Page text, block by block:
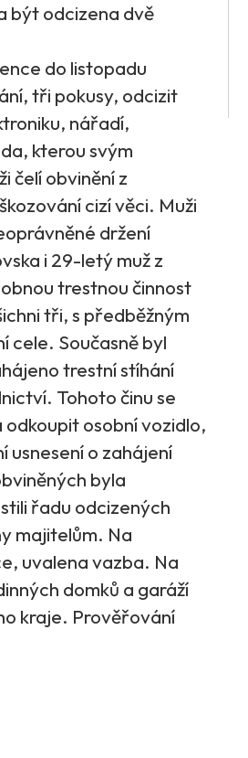
být odcizena dvě
do listopadu
tři pokusy, odcizit
nářadí,
kterou svým
čelí obvinění z
cizí věci. Muži
držení
i 29-letý muž z
trestnou činnost
tři, s předběžným
cele. Současně byl
trestní stíhání
Tohoto činu se
odkoupit osobní vozidlo,
usnesení o zahájení
byla
řadu odcizených
majitelům. Na
uvalena vazba. Na
domků a garáží
kraje. Prověřování